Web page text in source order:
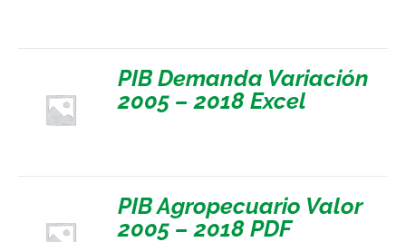
PIB Demanda Variación
2005 – 2018 Excel
PIB Agropecuario Valor
2005 – 2018 PDF